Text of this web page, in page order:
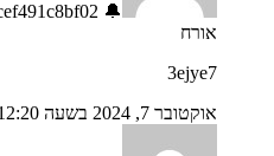
🔔 Message- You got a transfer №FD49. CONTINUE =>> https://telegra.ph/Go-to-your-personal-cabinet-08-25?hs=8664c520642b9e7f918fcef491c8bf02& 🔔
אורח
3ejye7
אוקטובר 7, 2024 בשעה 12:20 pm